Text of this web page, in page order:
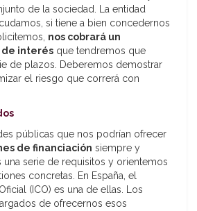
de la sociedad. La entidad
si tiene a bien concedernos
nos cobrará un
interés que tendremos que
de plazos. Deberemos demostrar
el riesgo que correrá con
públicas que nos podrían ofrecer
de financiación siempre y
serie de requisitos y orientemos
concretas. En España, el
(ICO) es una de ellas. Los
de ofrecernos esos